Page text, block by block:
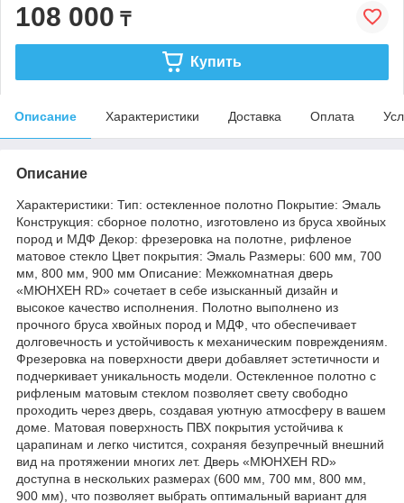
108 000 ₸
Купить
Описание Характеристики Доставка Оплата
Описание
Характеристики: Тип: остекленное полотно Покрытие: Эмаль
Конструкция: сборное полотно, изготовлено из бруса хвойных
пород и МДФ Декор: фрезеровка на полотне, рифленое
матовое стекло Цвет покрытия: Эмаль Размеры: 600 мм, 700
мм, 800 мм, 900 мм Описание: Межкомнатная дверь
«МЮНХЕН RD» сочетает в себе изысканный дизайн и
высокое качество исполнения. Полотно выполнено из
прочного бруса хвойных пород и МДФ, что обеспечивает
долговечность и устойчивость к механическим повреждениям.
Фрезеровка на поверхности двери добавляет эстетичности и
подчеркивает уникальность модели. Остекленное полотно с
рифленым матовым стеклом позволяет свету свободно
проходить через дверь, создавая уютную атмосферу в вашем
доме. Матовая поверхность ПВХ покрытия устойчива к
царапинам и легко чистится, сохраняя безупречный внешний
вид на протяжении многих лет. Дверь «МЮНХЕН RD»
доступна в нескольких размерах (600 мм, 700 мм, 800 мм,
900 мм), что позволяет выбрать оптимальный вариант для